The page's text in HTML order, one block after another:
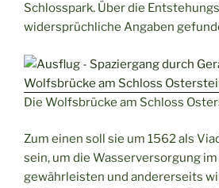
Schlosspark. Über die
widersprüchliche Angaben
Die Wolfsbrücke am Schloss
Zum einen soll sie um 1562 als
sein, um die Wasserversorgung im
gewährleisten und andererseits